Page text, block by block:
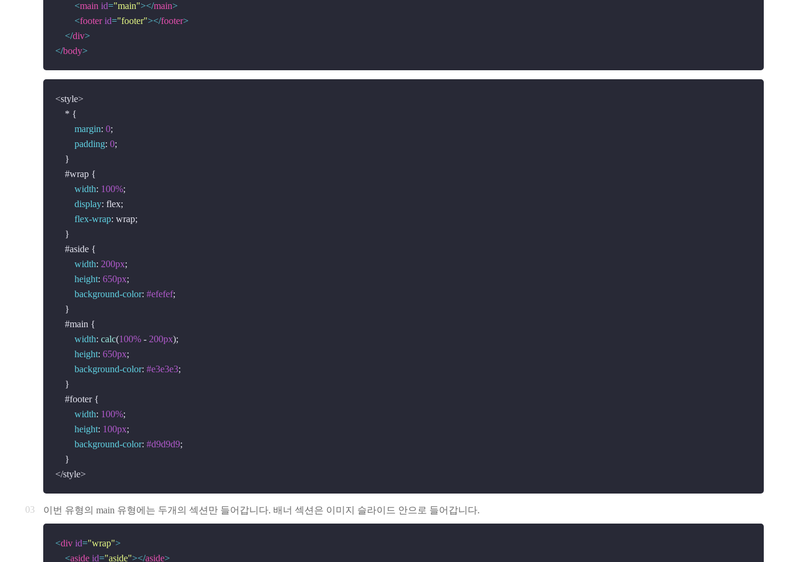
<main id="main"></main>
<footer id="footer"></footer>
</div>
</body>
<style>
    * {
margin: 0;
padding: 0;
    }
#wrap {
width: 100%;
display: flex;
flex-wrap: wrap;
    }
#aside {
width: 200px;
height: 650px;
background-color: #efefef;
    }
#main {
width: calc(100% - 200px);
height: 650px;
background-color: #e3e3e3;
    }
#footer {
width: 100%;
height: 100px;
background-color: #d9d9d9;
    }
이번 유형의 main 유형에는 두개의 섹션만 들어갑니다. 배너 섹션은 이미지 슬라이드 안으로 들어갑니다.
<div id="wrap">
<aside id="aside"></aside>